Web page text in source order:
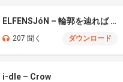
ELFENSJóN – 輪郭を辿れば (Rinkaku wo Tadoreba)
207 聞く ダウンロード
i-dle – Crow